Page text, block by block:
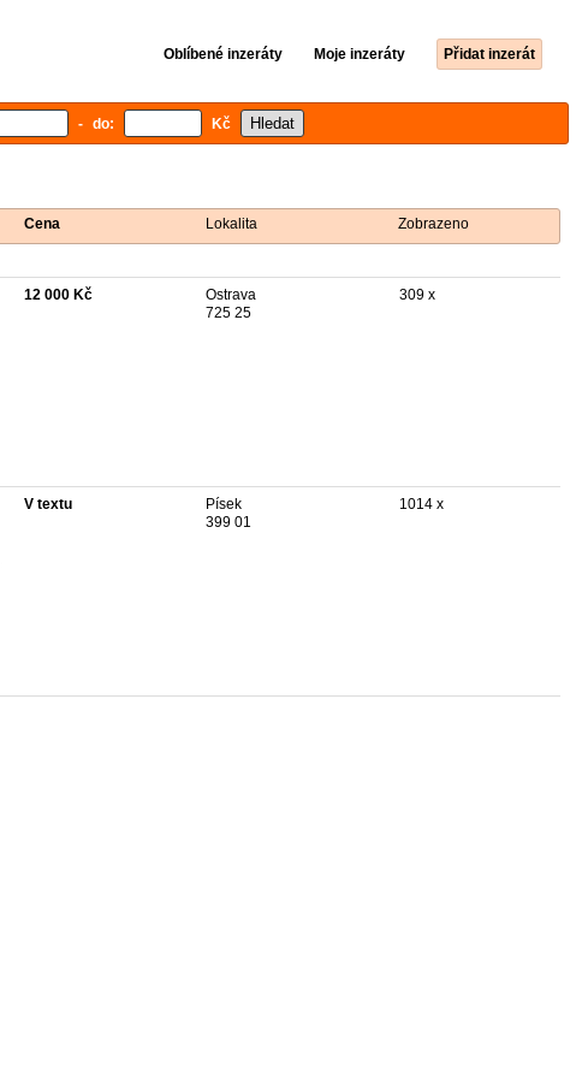
Oblíbené inzeráty Moje inzeráty Přidat inzerát
- do: Kč
Cena Lokalita Zobrazeno
12 000 Kč
Ostrava
725 25
309 x
V textu
Písek
399 01
1014 x